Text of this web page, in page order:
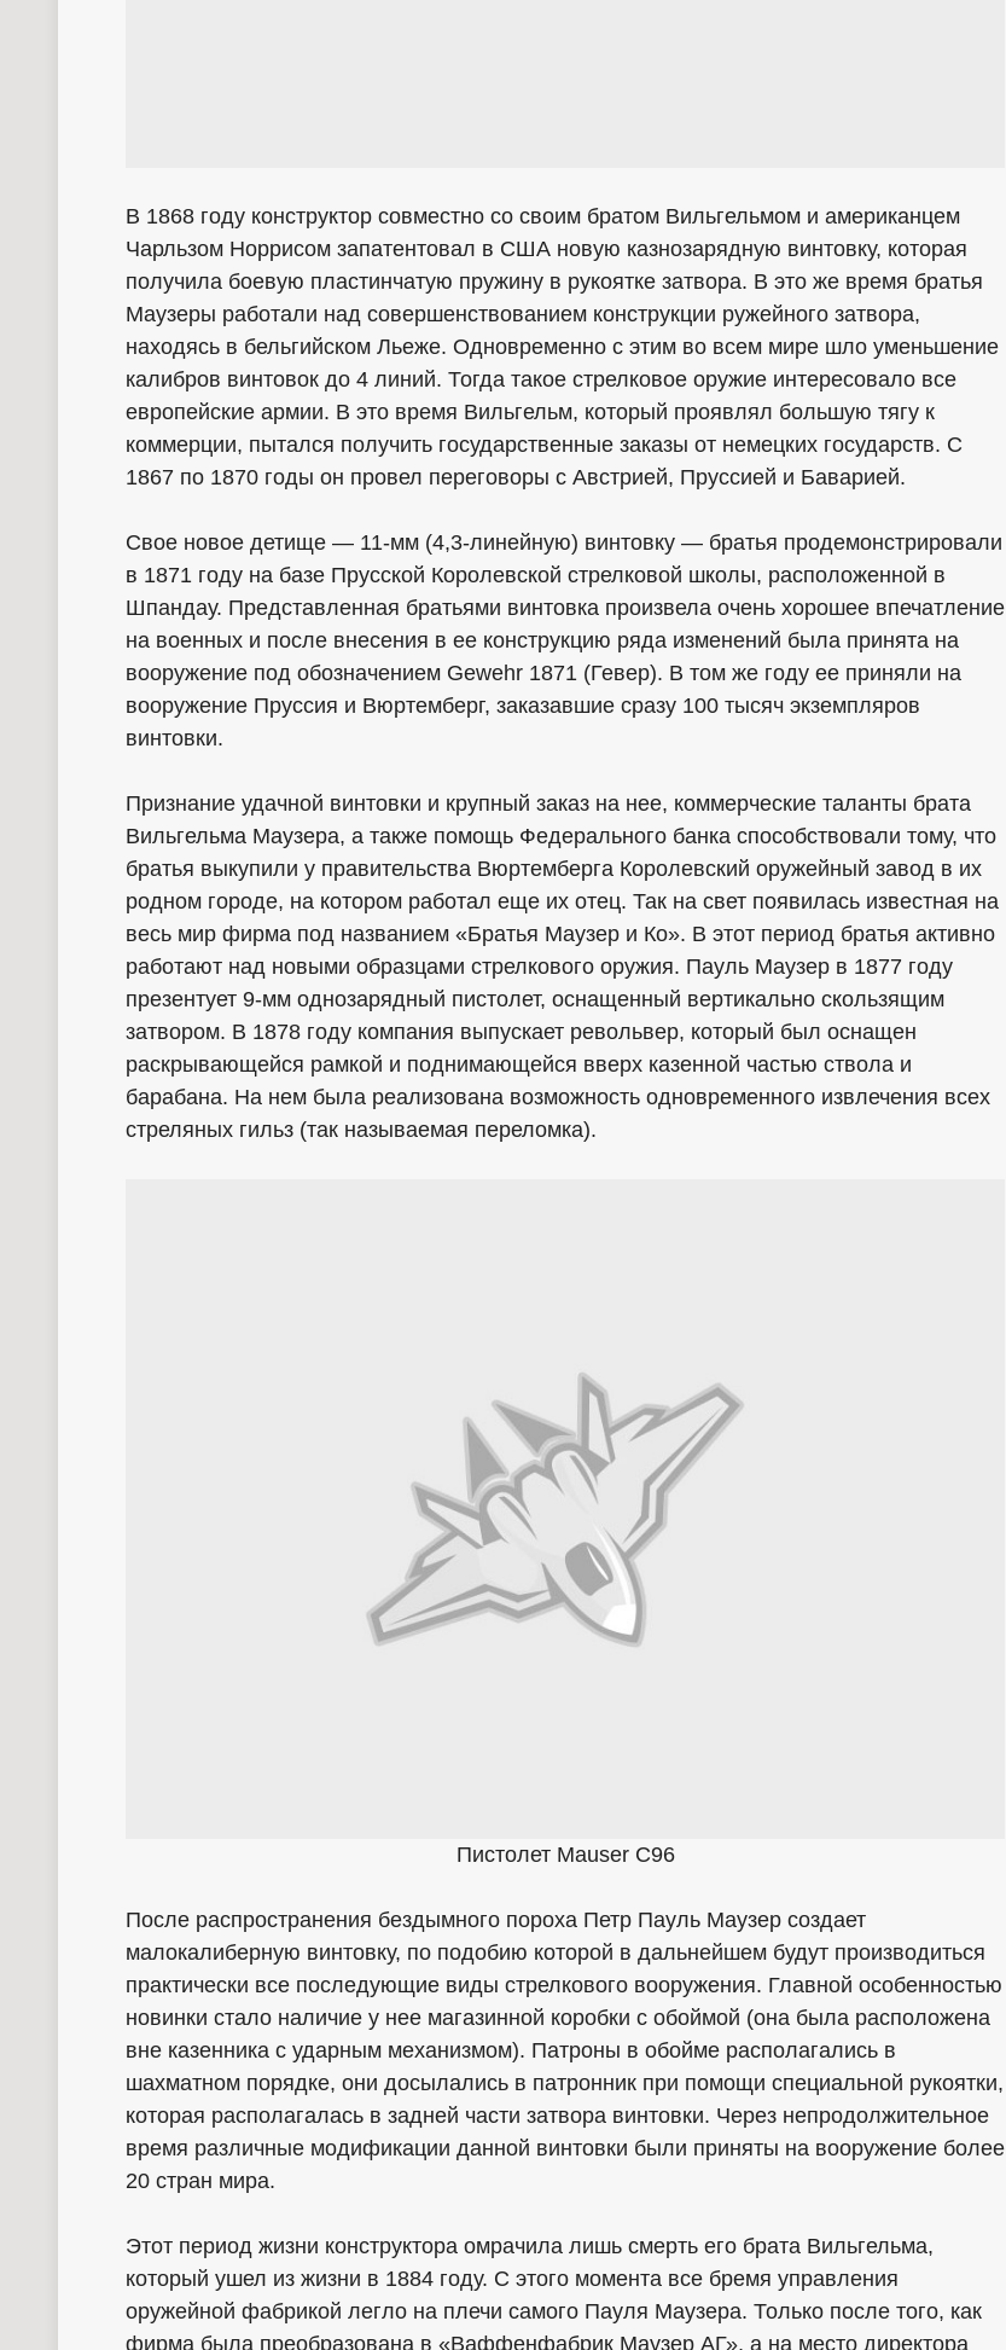
В 1868 году конструктор совместно со своим братом Вильгельмом и американцем
Чарльзом Норрисом запатентовал в США новую казнозарядную винтовку, которая
получила боевую пластинчатую пружину в рукоятке затвора. В это же время братья
Маузеры работали над совершенствованием конструкции ружейного затвора,
находясь в бельгийском Льеже. Одновременно с этим во всем мире шло уменьшение
калибров винтовок до 4 линий. Тогда такое стрелковое оружие интересовало все
европейские армии. В это время Вильгельм, который проявлял большую тягу к
коммерции, пытался получить государственные заказы от немецких государств. С
1867 по 1870 годы он провел переговоры с Австрией, Пруссией и Баварией.
Свое новое детище — 11-мм (4,3-линейную) винтовку — братья продемонстрировали
в 1871 году на базе Прусской Королевской стрелковой школы, расположенной в
Шпандау. Представленная братьями винтовка произвела очень хорошее впечатление
на военных и после внесения в ее конструкцию ряда изменений была принята на
вооружение под обозначением Gewehr 1871 (Гевер). В том же году ее приняли на
вооружение Пруссия и Вюртемберг, заказавшие сразу 100 тысяч экземпляров
винтовки.
Признание удачной винтовки и крупный заказ на нее, коммерческие таланты брата
Вильгельма Маузера, а также помощь Федерального банка способствовали тому, что
братья выкупили у правительства Вюртемберга Королевский оружейный завод в их
родном городе, на котором работал еще их отец. Так на свет появилась известная на
весь мир фирма под названием «Братья Маузер и Ко». В этот период братья активно
работают над новыми образцами стрелкового оружия. Пауль Маузер в 1877 году
презентует 9-мм однозарядный пистолет, оснащенный вертикально скользящим
затвором. В 1878 году компания выпускает револьвер, который был оснащен
раскрывающейся рамкой и поднимающейся вверх казенной частью ствола и
барабана. На нем была реализована возможность одновременного извлечения всех
стреляных гильз (так называемая переломка).
Пистолет Mauser C96
После распространения бездымного пороха Петр Пауль Маузер создает
малокалиберную винтовку, по подобию которой в дальнейшем будут производиться
практически все последующие виды стрелкового вооружения. Главной особенностью
новинки стало наличие у нее магазинной коробки с обоймой (она была расположена
вне казенника с ударным механизмом). Патроны в обойме располагались в
шахматном порядке, они досылались в патронник при помощи специальной рукоятки,
которая располагалась в задней части затвора винтовки. Через непродолжительное
время различные модификации данной винтовки были приняты на вооружение более
20 стран мира.
Этот период жизни конструктора омрачила лишь смерть его брата Вильгельма,
который ушел из жизни в 1884 году. С этого момента все бремя управления
оружейной фабрикой легло на плечи самого Пауля Маузера. Только после того, как
фирма была преобразована в «Ваффенфабрик Маузер АГ», а на место директора